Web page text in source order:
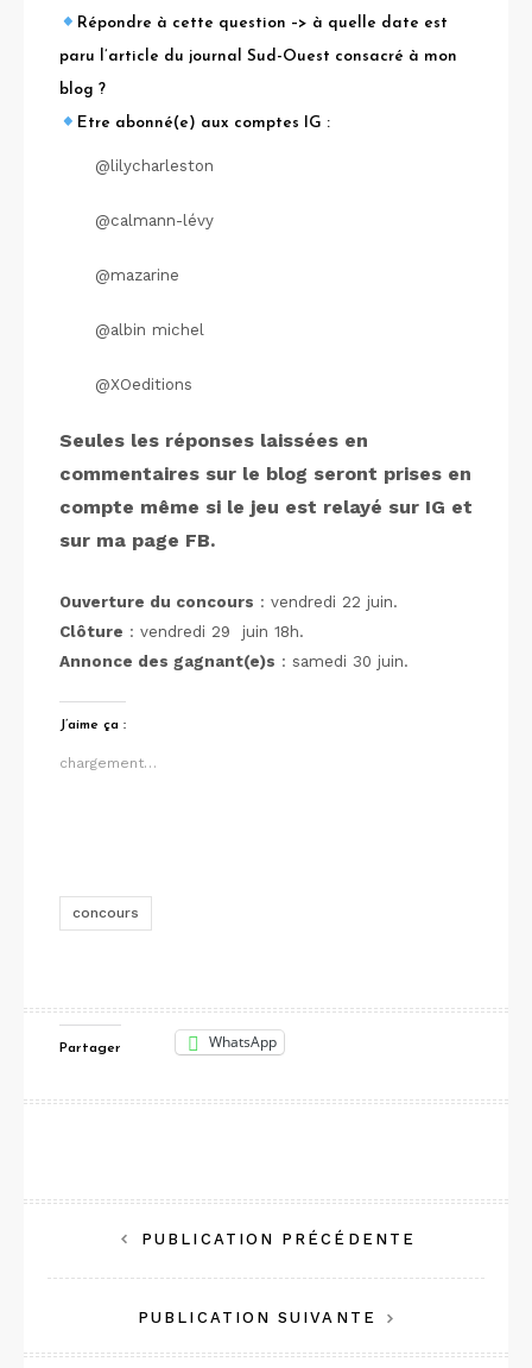
Répondre à cette question –> à quelle date est
paru l’article du journal Sud-Ouest consacré à mon
blog ?
Etre abonné(e) aux comptes IG :
@lilycharleston
@calmann-lévy
@mazarine
@albin michel
@XOeditions
Seules les réponses laissées en
commentaires sur le blog seront prises en
compte même si le jeu est relayé sur IG et
sur ma page FB.
Ouverture du concours : vendredi 22 juin.
Clôture : vendredi 29 juin 18h.
Annonce des gagnant(e)s : samedi 30 juin.
J’aime ça :
chargement…
concours
Partager WhatsApp
Navigation
de
l’article
PUBLICATION PRÉCÉDENTE
PUBLICATION SUIVANTE